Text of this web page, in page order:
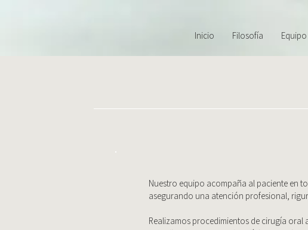
Inicio Filosofía Equipo
Nuestro equipo acompaña al paciente en
asegurando una atención profesional,
Realizamos procedimientos de cirugía oral